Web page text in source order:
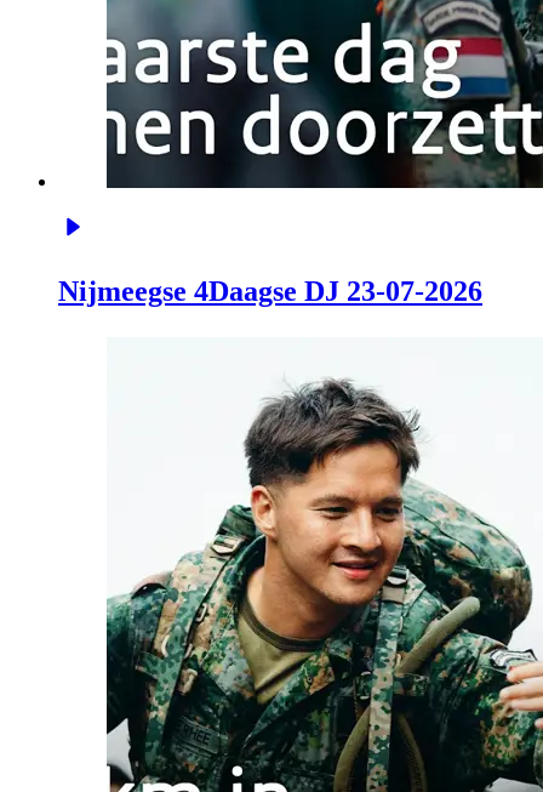
Nijmeegse 4Daagse DJ 23-07-2026